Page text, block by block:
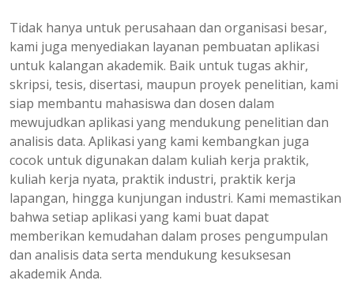
Tidak hanya untuk perusahaan dan organisasi besar,
kami juga menyediakan layanan pembuatan aplikasi
untuk kalangan akademik. Baik untuk tugas akhir,
skripsi, tesis, disertasi, maupun proyek penelitian, kami
siap membantu mahasiswa dan dosen dalam
mewujudkan aplikasi yang mendukung penelitian dan
analisis data. Aplikasi yang kami kembangkan juga
cocok untuk digunakan dalam kuliah kerja praktik,
kuliah kerja nyata, praktik industri, praktik kerja
lapangan, hingga kunjungan industri. Kami memastikan
bahwa setiap aplikasi yang kami buat dapat
memberikan kemudahan dalam proses pengumpulan
dan analisis data serta mendukung kesuksesan
akademik Anda.